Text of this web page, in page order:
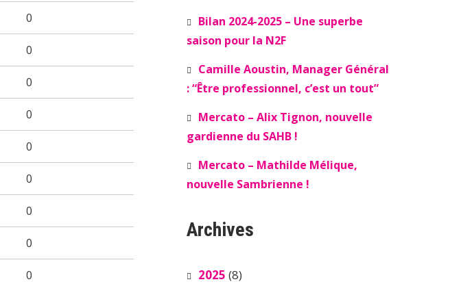
0
0
0
0
0
0
0
0
0
Bilan 2024-2025 – Une superbe
saison pour la N2F
Camille Aoustin, Manager Général
: “Être professionnel, c’est un tout”
Mercato – Alix Tignon, nouvelle
gardienne du SAHB !
Mercato – Mathilde Mélique,
nouvelle Sambrienne !
Archives
2025 (8)